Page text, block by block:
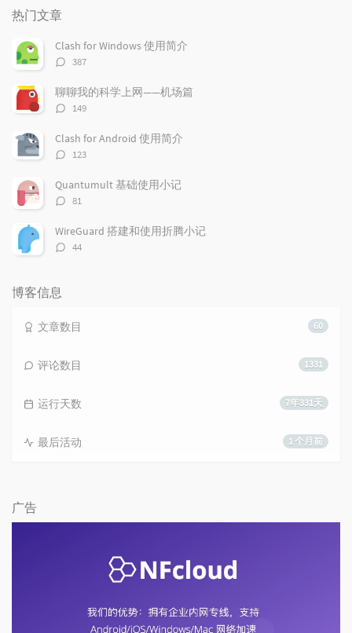
门
文
章
论
热门文章
Clash for Windows 使用简介
评
数：
387
聊聊我的科学上网——机场篇
评
数：
149
Clash for Android 使用简介
评
数：
123
Quantumult 基础使用小记
评
数：
81
WireGuard 搭建和使用折腾小记
评
44
博客信息
60
文章数目
1331
评论数目
7年331天
运行天数
1 个月前
最后活动
广告